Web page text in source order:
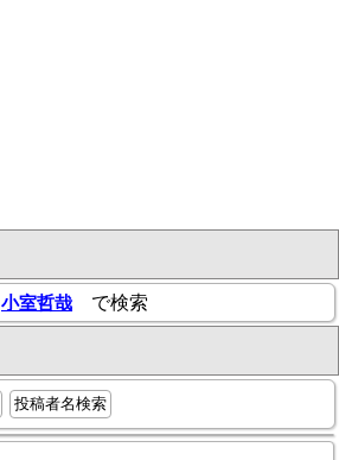
小室哲哉 で検索
投稿者名検索